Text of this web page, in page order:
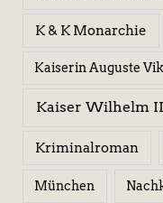
K & K Monarchie
Kaiserin Auguste
Kaiser Wilhelm
Kriminalroman
München